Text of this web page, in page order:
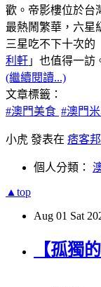
歡。帝影樓位於台
最熱鬧繁華，六星
三星吃不下十次的
利軒 」也值得一訪
(繼續閱讀...)
文章標籤：
#澳門美食 #澳門
小虎 發表在 痞客邦
個人分類：
▲top
Aug 01 Sat
【孤獨